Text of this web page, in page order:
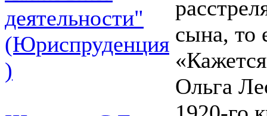
деятельности"
(Юриспруденция
)
сына, то
Ольга